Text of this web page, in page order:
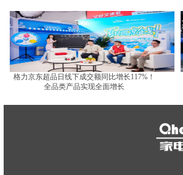
格力京东超品日线下成交额同比增长117%！
全品类产品实现全面增长